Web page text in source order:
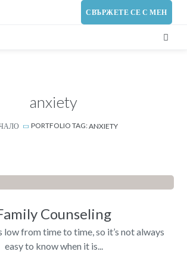
СВЪРЖЕТЕ СЕ С МЕН
anxiety
PORTFOLIO TAG:ANXIETY
Counseling
low from time to time, so it’s not always
easy to know when it is...